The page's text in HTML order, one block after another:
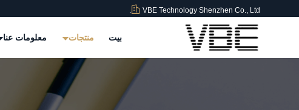
VBE Technology Shenzhen Co., Ltd.
بيت منتجات معلومات عنا